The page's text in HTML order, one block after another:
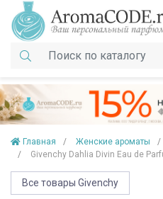
Главная Женские ароматы
Givenchy Dahlia Divin Eau de
Все товары Givenchy